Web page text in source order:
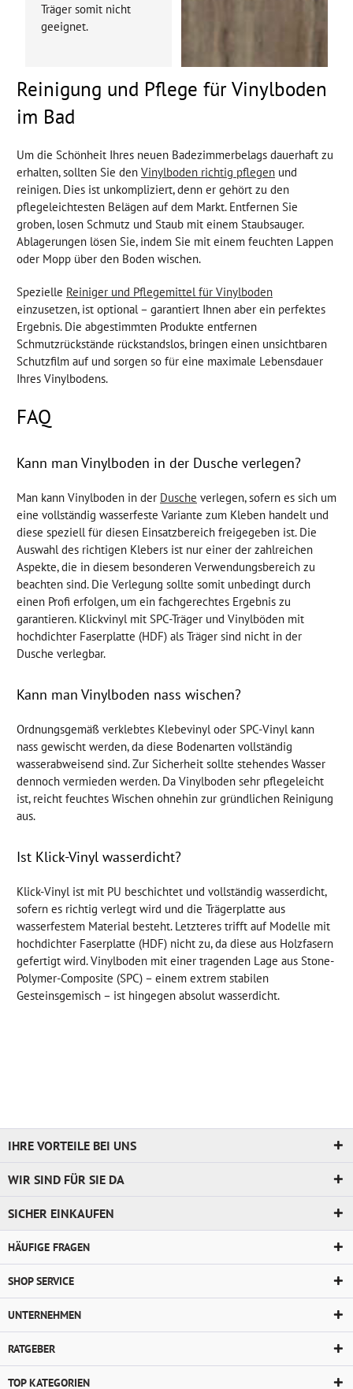
Träger somit nicht
geeignet.
Reinigung und Pflege für Vinylboden
im Bad
Um die Schönheit Ihres neuen Badezimmerbelags dauerhaft zu
erhalten, sollten Sie den Vinylboden richtig pflegen und
reinigen. Dies ist unkompliziert, denn er gehört zu den
pflegeleichtesten Belägen auf dem Markt. Entfernen Sie
groben, losen Schmutz und Staub mit einem Staubsauger.
Ablagerungen lösen Sie, indem Sie mit einem feuchten Lappen
oder Mopp über den Boden wischen.
Spezielle Reiniger und Pflegemittel für Vinylboden
einzusetzen, ist optional – garantiert Ihnen aber ein perfektes
Ergebnis. Die abgestimmten Produkte entfernen
Schmutzrückstände rückstandslos, bringen einen unsichtbaren
Schutzfilm auf und sorgen so für eine maximale Lebensdauer
Ihres Vinylbodens.
FAQ
Kann man Vinylboden in der Dusche verlegen?
Man kann Vinylboden in der Dusche verlegen, sofern es sich um
eine vollständig wasserfeste Variante zum Kleben handelt und
diese speziell für diesen Einsatzbereich freigegeben ist. Die
Auswahl des richtigen Klebers ist nur einer der zahlreichen
Aspekte, die in diesem besonderen Verwendungsbereich zu
beachten sind. Die Verlegung sollte somit unbedingt durch
einen Profi erfolgen, um ein fachgerechtes Ergebnis zu
garantieren. Klickvinyl mit SPC-Träger und Vinylböden mit
hochdichter Faserplatte (HDF) als Träger sind nicht in der
Dusche verlegbar.
Kann man Vinylboden nass wischen?
Ordnungsgemäß verklebtes Klebevinyl oder SPC-Vinyl kann
nass gewischt werden, da diese Bodenarten vollständig
wasserabweisend sind. Zur Sicherheit sollte stehendes Wasser
dennoch vermieden werden. Da Vinylboden sehr pflegeleicht
ist, reicht feuchtes Wischen ohnehin zur gründlichen Reinigung
aus.
Ist Klick-Vinyl wasserdicht?
Klick-Vinyl ist mit PU beschichtet und vollständig wasserdicht,
sofern es richtig verlegt wird und die Trägerplatte aus
wasserfestem Material besteht. Letzteres trifft auf Modelle mit
hochdichter Faserplatte (HDF) nicht zu, da diese aus Holzfasern
gefertigt wird. Vinylboden mit einer tragenden Lage aus Stone-
Polymer-Composite (SPC) – einem extrem stabilen
Gesteinsgemisch – ist hingegen absolut wasserdicht.
IHRE VORTEILE BEI UNS
WIR SIND FÜR SIE DA
SICHER EINKAUFEN
HÄUFIGE FRAGEN
SHOP SERVICE
UNTERNEHMEN
RATGEBER
TOP KATEGORIEN